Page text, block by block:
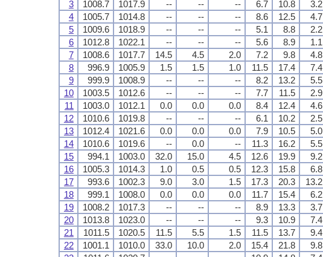
3
1008.7 1017.9 -- -- -- 6.7 10.8 3.2
4
1005.7 1014.8 -- -- -- 8.6 12.5 4.7
5
1009.6 1018.9 -- -- -- 5.1 8.8 2.2
6
1012.8 1022.1 -- -- -- 5.6 8.9 1.1
7
1008.6 1017.7 14.5 4.5 2.0 7.2 9.8 4.8
8
996.9 1005.9 1.5 1.5 1.0 11.5 17.4 7.4
9
999.9 1008.9 -- -- -- 8.2 13.2 5.5
10
1003.5 1012.6 -- -- -- 7.7 11.5 2.9
11
1003.0 1012.1 0.0 0.0 0.0 8.4 12.4 4.6
12
1010.6 1019.8 -- -- -- 6.1 10.2 2.5
13
1012.4 1021.6 0.0 0.0 0.0 7.9 10.5 5.0
14
1010.6 1019.6 -- 0.0 -- 11.3 16.2 5.5
15
994.1 1003.0 32.0 15.0 4.5 12.6 19.9 9.2
16
1005.3 1014.3 1.0 0.5 0.5 12.3 15.8 6.8
17
993.6 1002.3 9.0 3.0 1.5 17.3 20.3 13.2
18
999.1 1008.0 0.0 0.0 0.0 11.7 15.4 6.2
19
1008.2 1017.3 -- -- -- 8.9 13.3 3.7
20
1013.8 1023.0 -- -- -- 9.3 10.9 7.4
21
1011.5 1020.5 11.5 5.5 1.5 11.5 13.7 9.4
22
1001.1 1010.0 33.0 10.0 2.0 15.4 21.8 9.8